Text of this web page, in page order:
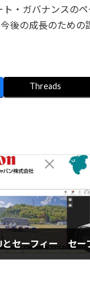
・ガバナンスの
後の成長のための
Threads